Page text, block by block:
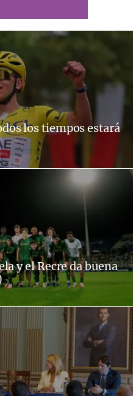
los tiempos estará
y el Recre da buena